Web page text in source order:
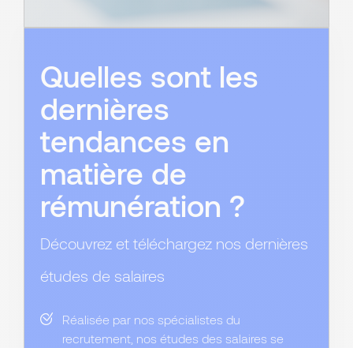
Quelles sont les
dernières
tendances en
matière de
rémunération ?
Découvrez et téléchargez nos dernières
études de salaires
Réalisée par nos spécialistes du
recrutement, nos études des salaires se